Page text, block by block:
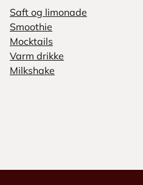
Saft og limonade
Smoothie
Mocktails
Varm drikke
Milkshake